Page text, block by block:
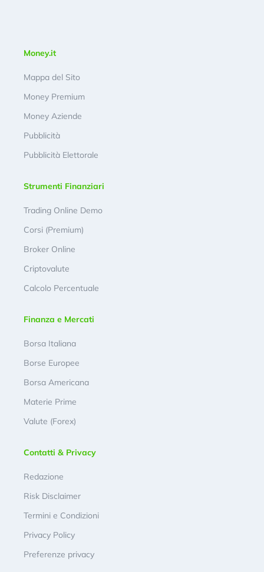
Money.it
Mappa del Sito
Money Premium
Money Aziende
Pubblicità
Pubblicità Elettorale
Strumenti Finanziari
Trading Online Demo
Corsi (Premium)
Broker Online
Criptovalute
Calcolo Percentuale
Finanza e Mercati
Borsa Italiana
Borse Europee
Borsa Americana
Materie Prime
Valute (Forex)
Contatti & Privacy
Redazione
Risk Disclaimer
Termini e Condizioni
Privacy Policy
Preferenze privacy